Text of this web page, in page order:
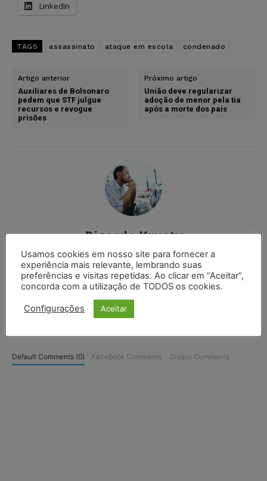
LinkedIn
TAGS assassinato ataque em escola condenado
Artigo anterior
Auxiliares de Bolsonaro
pedem que STF julgue
recursos e revogue
prisões
Próximo artigo
União deve regularizar
adoção de menor pela tia
após a morte dos pais
Ricardo Krusty
Comunicador social com formação em jornalismo e
radialismo, pós-graduado em cinema pela
Universidade Federal do Rio Grande do Norte (UFRN).
Default Comments (0) Facebook Comments Disqus Comments
Usamos cookies em nosso site para fornecer a
experiência mais relevante, lembrando suas
preferências e visitas repetidas. Ao clicar em “Aceitar”,
concorda com a utilização de TODOS os cookies.
Configurações Aceitar